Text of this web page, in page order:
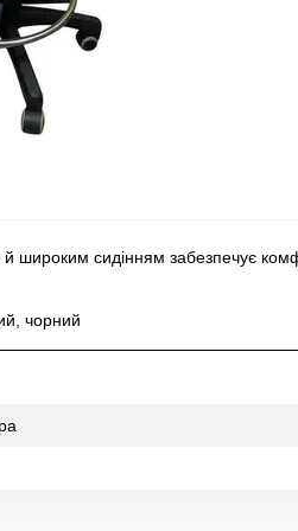
широким сидінням забезпечує
чорний